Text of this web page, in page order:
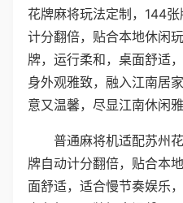
花牌麻将玩法定制，144
计分翻倍，贴合本地休闲
牌，运行柔和，桌面舒适
身外观雅致，融入江南居
意又温馨，尽显江南休闲雅
普通麻将机适配苏州
牌自动计分翻倍，贴合本
面舒适，适合慢节奏娱乐